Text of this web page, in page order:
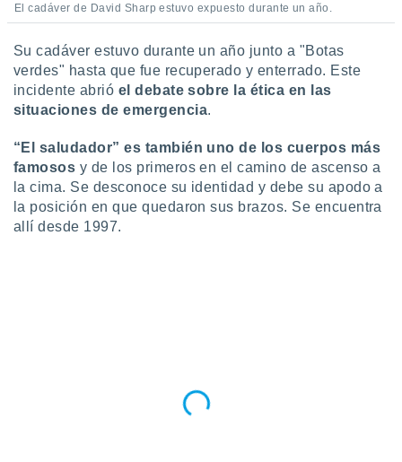
El cadáver de David Sharp estuvo expuesto durante un año.
Su cadáver estuvo durante un año junto a "Botas
verdes" hasta que fue recuperado y enterrado. Este
incidente abrió el debate sobre la ética en las
situaciones de emergencia.
“El saludador” es también uno de los cuerpos más
famosos y de los primeros en el camino de ascenso a
la cima. Se desconoce su identidad y debe su apodo a
la posición en que quedaron sus brazos. Se encuentra
allí desde 1997.